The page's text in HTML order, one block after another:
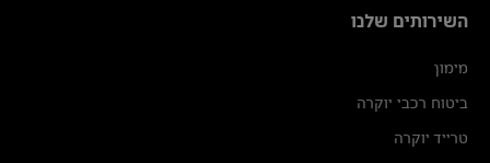
השירותים שלנו
מימון
ביטוח רכבי יוקרה
טרייד יוקרה